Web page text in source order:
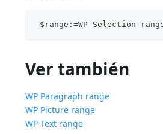
$range:=WP Selection
Ver también
WP Paragraph range
WP Picture range
WP Text range